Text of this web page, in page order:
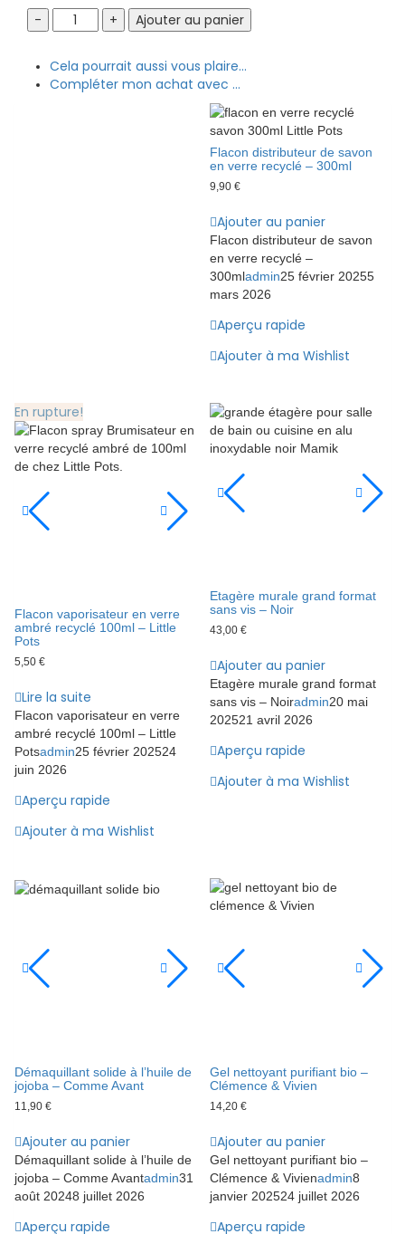
Etagère
murale
de
bain
Ajouter au panier
Cela pourrait aussi vous plaire...
Compléter mon achat avec ...
Flacon distributeur de savon
en verre recyclé – 300ml
9,90€
Ajouter au panier
Flacon distributeur de savon
en verre recyclé –
300mladmin25 février 20255
mars 2026
Aperçu rapide
Ajouter à ma Wishlist
En rupture!
Flacon vaporisateur en verre
ambré recyclé 100ml – Little
Pots
5,50 €
Lire la suite
Flacon vaporisateur en verre
ambré recyclé 100ml – Little
Potsadmin25 février 202524
juin 2026
Aperçu rapide
Ajouter à ma Wishlist
Etagère murale grand format
sans vis – Noir
43,00€
Ajouter au panier
Etagère murale grand format
sans vis – Noiradmin20 mai
202521 avril 2026
Aperçu rapide
Ajouter à ma Wishlist
Démaquillant solide à l’huile de
jojoba – Comme Avant
11,90 €
Ajouter au panier
Démaquillant solide à l’huile de
jojoba – Comme Avantadmin31
août 20248 juillet 2026
Aperçu rapide
Gel nettoyant purifiant bio –
Clémence & Vivien
14,20€
Ajouter au panier
Gel nettoyant purifiant bio –
Clémence & Vivienadmin8
janvier 202524 juillet 2026
Aperçu rapide